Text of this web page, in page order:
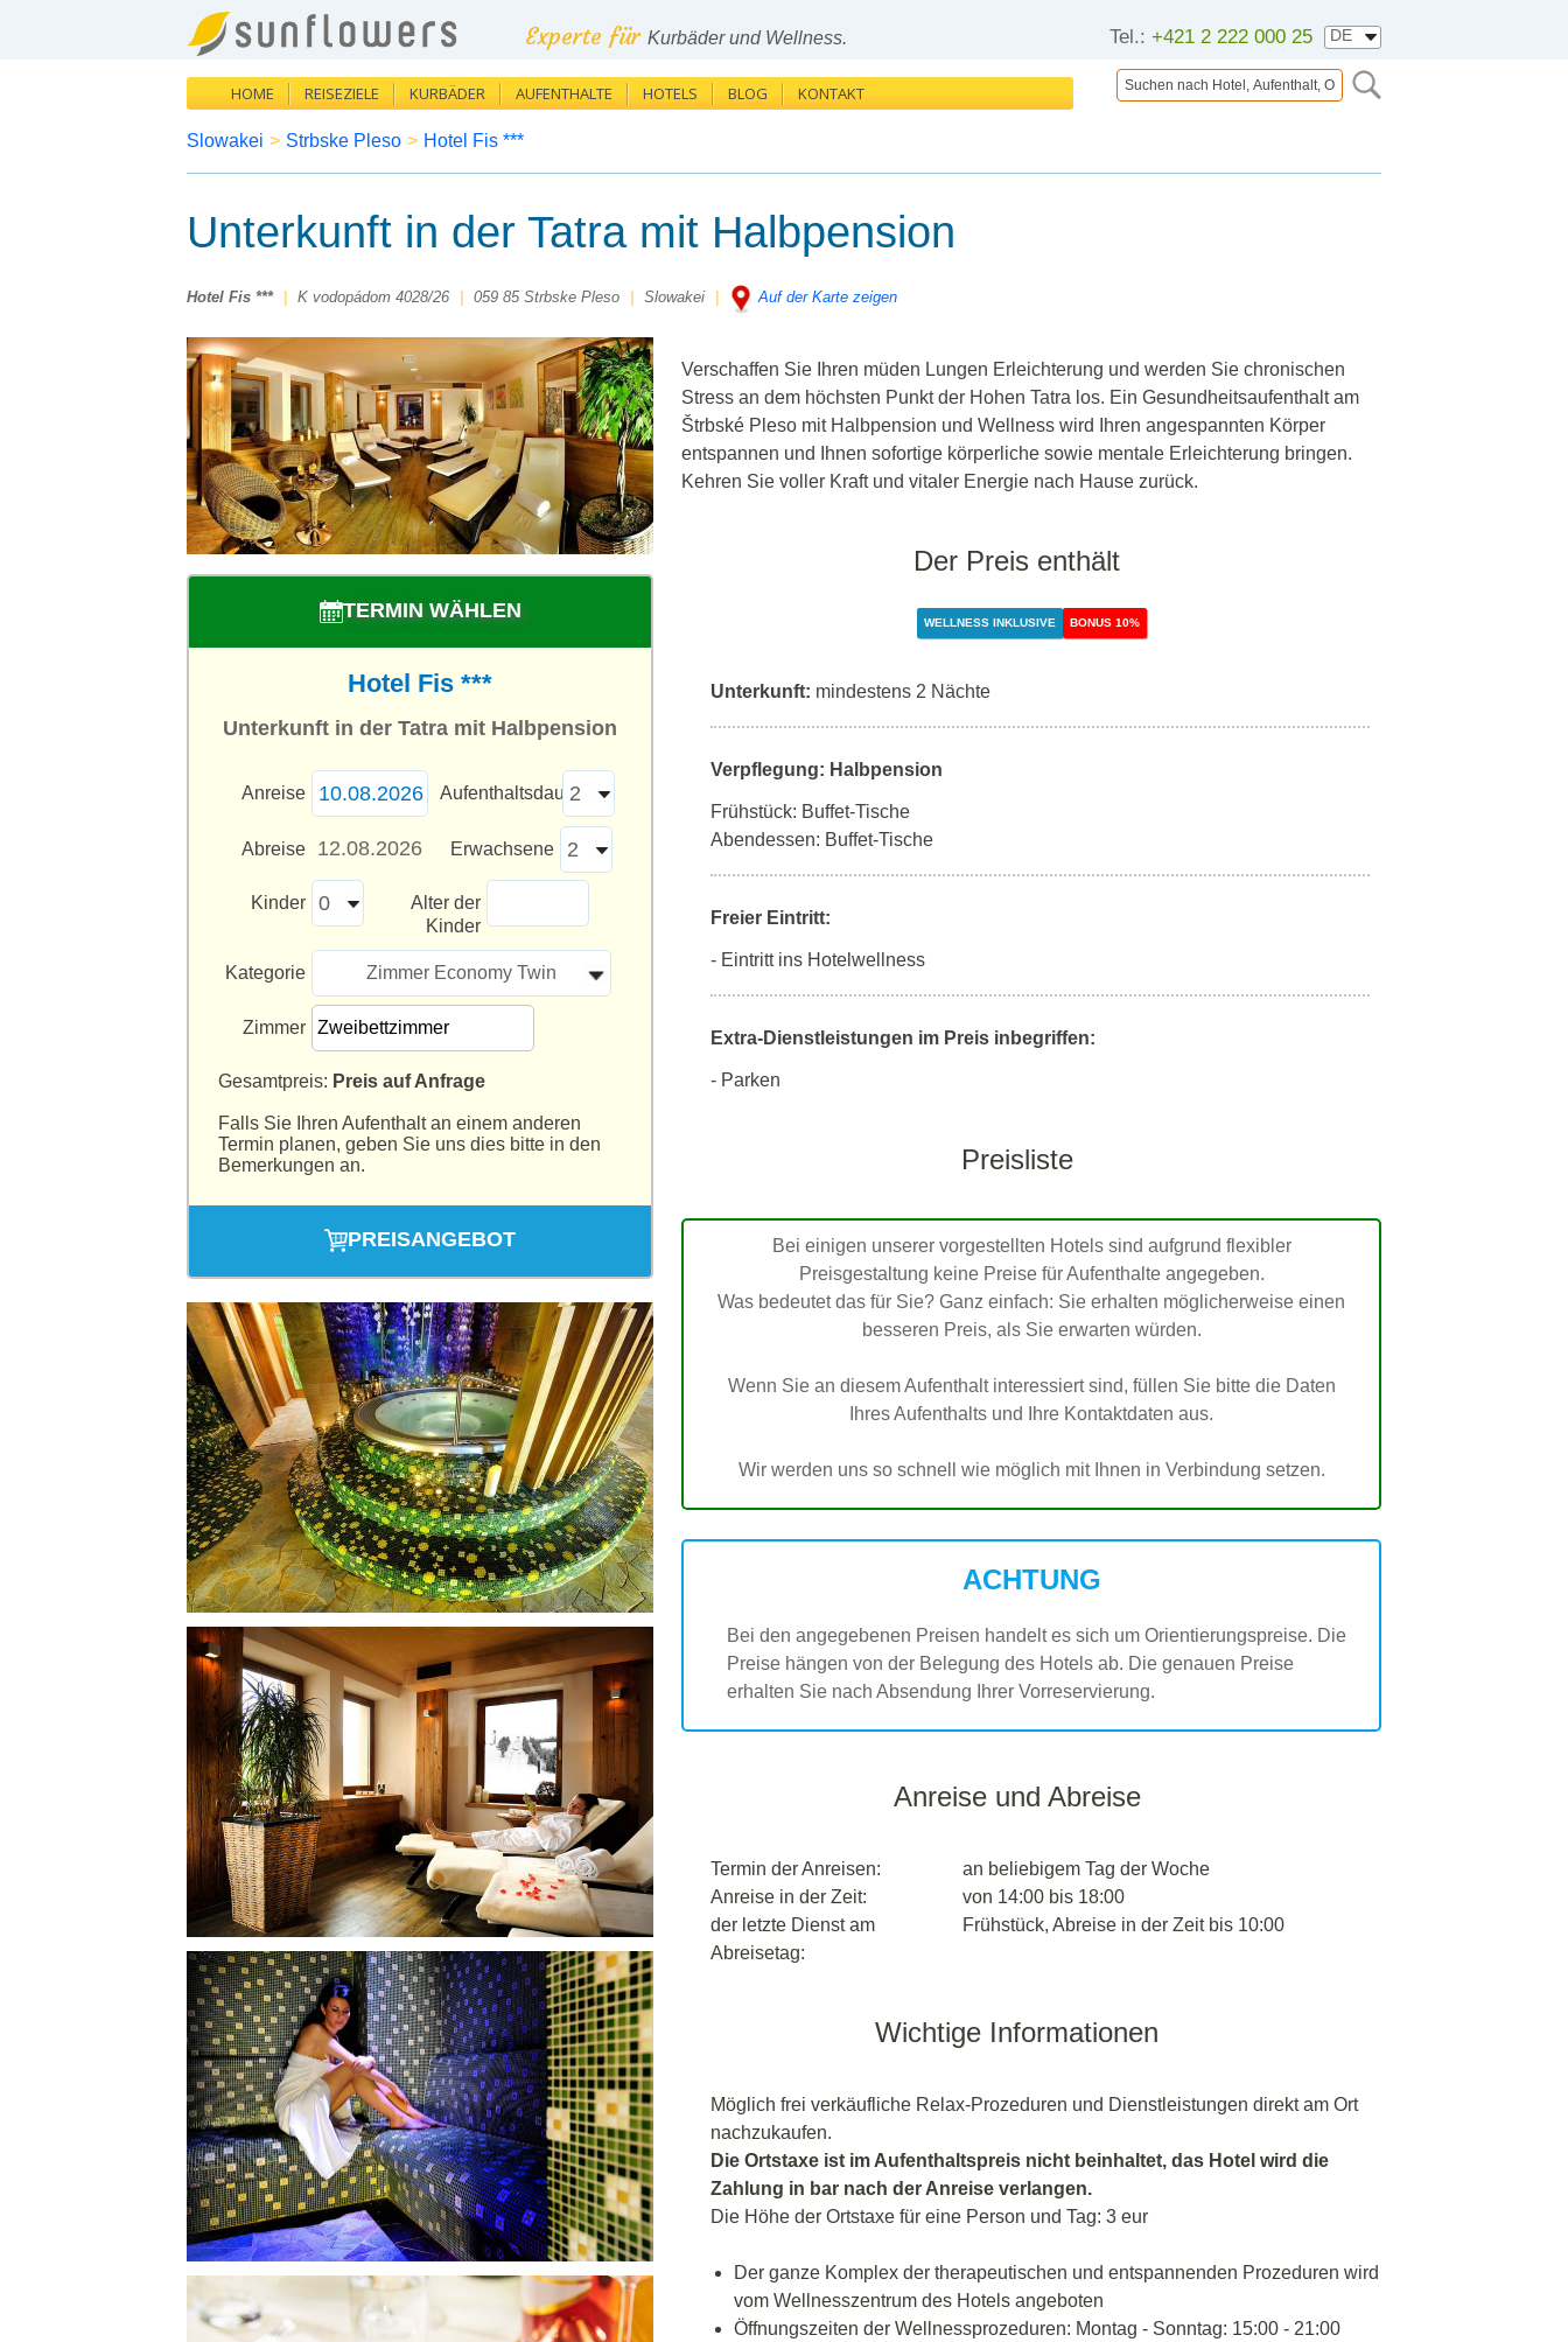
Tel.: +421 2 222 000 25
Experte für Kurbäder und Wellness.
HOME REISEZIELE KURBÄDER AUFENTHALTE HOTELS BLOG KONTAKT
Slowakei > Strbske Pleso > Hotel Fis ***
Unterkunft in der Tatra mit Halbpension
Hotel Fis *** K vodopádom 4028/26 059 85 Strbske Pleso Slowakei Auf der Karte zeigen
TERMIN WÄHLEN
Hotel Fis ***
Unterkunft in der Tatra mit Halbpension
Anreise Aufenthaltsdauer
Abreise Erwachsene
Kinder
Alter der
Kinder
Kategorie Zimmer Economy Twin
Zimmer
Gesamtpreis: Preis auf Anfrage
Falls Sie Ihren Aufenthalt an einem anderen
Termin planen, geben Sie uns dies bitte in den
Bemerkungen an.
PREISANGEBOT
Verschaffen Sie Ihren müden Lungen Erleichterung und werden Sie chronischen
Stress an dem höchsten Punkt der Hohen Tatra los. Ein Gesundheitsaufenthalt am
Štrbské Pleso mit Halbpension und Wellness wird Ihren angespannten Körper
entspannen und Ihnen sofortige körperliche sowie mentale Erleichterung bringen.
Kehren Sie voller Kraft und vitaler Energie nach Hause zurück.
Der Preis enthält
WELLNESS INKLUSIVE BONUS 10%
Unterkunft: mindestens 2 Nächte
Verpflegung: Halbpension
Frühstück: Buffet-Tische
Abendessen: Buffet-Tische
Freier Eintritt:
- Eintritt ins Hotelwellness
Extra-Dienstleistungen im Preis inbegriffen:
- Parken
Preisliste
Bei einigen unserer vorgestellten Hotels sind aufgrund flexibler
Preisgestaltung keine Preise für Aufenthalte angegeben.
Was bedeutet das für Sie? Ganz einfach: Sie erhalten möglicherweise einen
besseren Preis, als Sie erwarten würden.
Wenn Sie an diesem Aufenthalt interessiert sind, füllen Sie bitte die Daten
Ihres Aufenthalts und Ihre Kontaktdaten aus.
Wir werden uns so schnell wie möglich mit Ihnen in Verbindung setzen.
ACHTUNG
Bei den angegebenen Preisen handelt es sich um Orientierungspreise. Die
Preise hängen von der Belegung des Hotels ab. Die genauen Preise
erhalten Sie nach Absendung Ihrer Vorreservierung.
Anreise und Abreise
Termin der Anreisen:
an beliebigem Tag der Woche
Anreise in der Zeit:
von 14:00 bis 18:00
der letzte Dienst am
Abreisetag:
Frühstück, Abreise in der Zeit bis 10:00
Wichtige Informationen
Möglich frei verkäufliche Relax-Prozeduren und Dienstleistungen direkt am Ort
nachzukaufen.
Die Ortstaxe ist im Aufenthaltspreis nicht beinhaltet, das Hotel wird die
Zahlung in bar nach der Anreise verlangen.
Die Höhe der Ortstaxe für eine Person und Tag: 3 eur
Der ganze Komplex der therapeutischen und entspannenden Prozeduren wird
vom Wellnesszentrum des Hotels angeboten
Öffnungszeiten der Wellnessprozeduren: Montag - Sonntag: 15:00 - 21:00